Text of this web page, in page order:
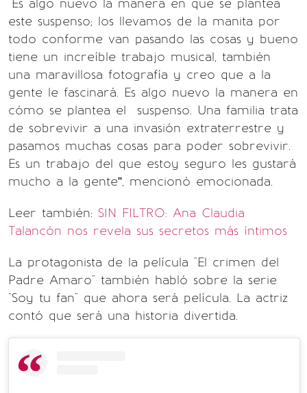
"Es algo nuevo la manera en que se plantea
este suspenso; los llevamos de la manita por
todo conforme van pasando las cosas y bueno
tiene un increíble trabajo musical, también
una maravillosa fotografía y creo que a la
gente le fascinará. Es algo nuevo la manera en
cómo se plantea el suspenso. Una familia trata
de sobrevivir a una invasión extraterrestre y
pasamos muchas cosas para poder sobrevivir.
Es un trabajo del que estoy seguro les gustará
mucho a la gente”, mencionó emocionada.
Leer también: SIN FILTRO: Ana Claudia
Talancón nos revela sus secretos más íntimos
La protagonista de la película "El crimen del
Padre Amaro" también habló sobre la serie
"Soy tu fan" que ahora será película. La actriz
contó que será una historia divertida.